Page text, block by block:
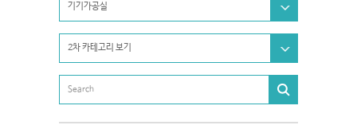
기기가공실
2차 카테고리 보기